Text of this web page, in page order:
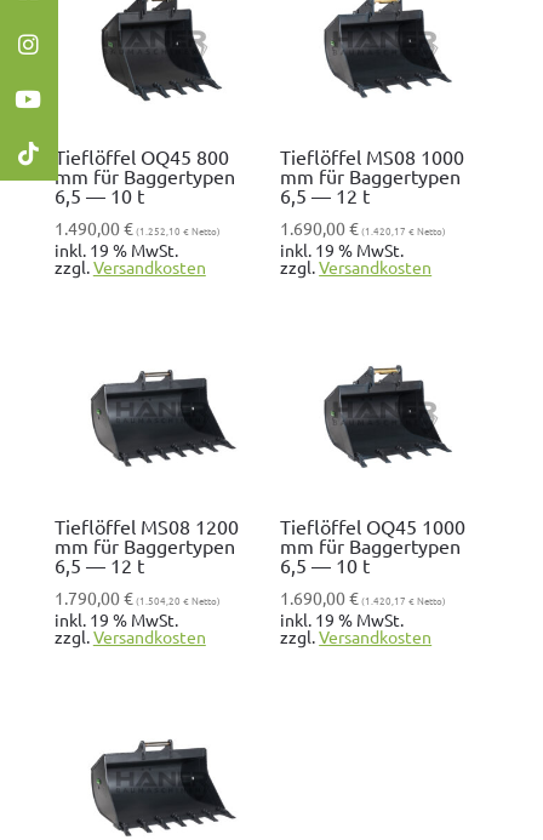
Tieflöffel OQ45 800
mm für Baggertypen
6,5 — 10 t
1.490,00€(1.252,10 € Netto)
inkl. 19 % MwSt.
zzgl.Ver­sand­kosten
Tieflöffel MS08 1000
mm für Baggertypen
6,5 — 12 t
1.690,00€(1.420,17€ Netto)
inkl. 19 % MwSt.
zzgl.Ver­sand­kosten
Tieflöffel MS08 1200
mm für Baggertypen
6,5 — 12 t
1.790,00€(1.504,20 €Netto)
inkl. 19 % MwSt.
zzgl.Ver­sand­kosten
Tieflöffel OQ45 1000
mm für Baggertypen
6,5 — 10 t
1.690,00€(1.420,17€Netto)
inkl. 19 % MwSt.
zzgl.Ver­sand­kosten